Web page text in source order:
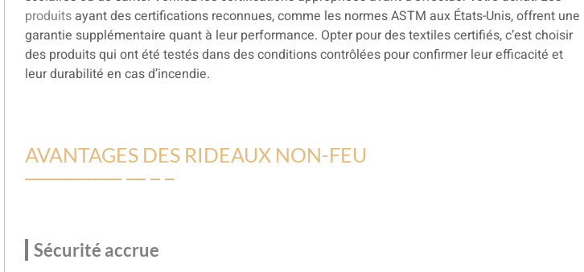
produits ayant des certifications reconnues, comme les normes ASTM aux États-Unis, offrent une
garantie supplémentaire quant à leur performance. Opter pour des textiles certifiés, c’est choisir
des produits qui ont été testés dans des conditions contrôlées pour confirmer leur efficacité et
leur durabilité en cas d’incendie.
AVANTAGES DES RIDEAUX NON-FEU
Sécurité accrue